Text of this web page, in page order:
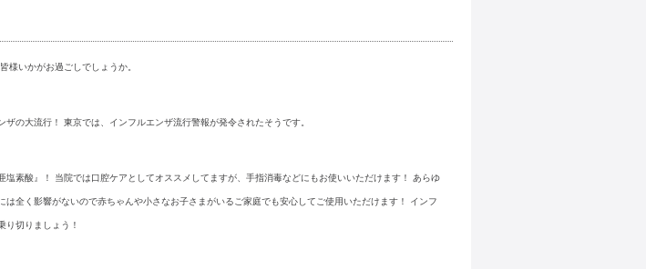
様いかがお過ごしでしょうか。
の大流行！ 東京では、インフルエンザ流行警報が発令されたそうです。
塩素酸』！ 当院では口腔ケアとしてオススメしてますが、手指消毒などにもお使いいただけます！ あらゆ
は全く影響がないので赤ちゃんや小さなお子さまがいるご家庭でも安心してご使用いただけます！ インフ
り切りましょう！